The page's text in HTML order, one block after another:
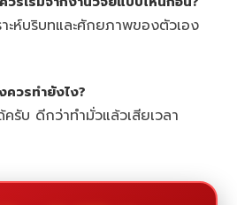
ะห์บริบทและศักยภาพของตัวเอง
ควรทำยังไง?
รับ ดีกว่าทำมั่วแล้วเสียเวลา